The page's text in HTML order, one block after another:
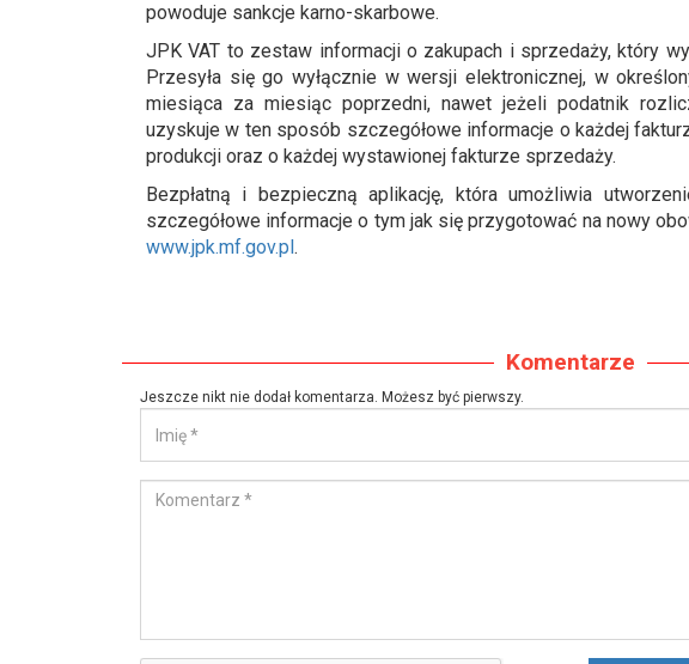
powoduje sankcje karno-skarbowe.
JPK VAT to zestaw informacji o zakupach i sprzedaży, który
Przesyła się go wyłącznie w wersji elektronicznej, w
miesiąca za miesiąc poprzedni, nawet jeżeli podatnik
uzyskuje w ten sposób szczegółowe informacje o każdej
produkcji oraz o każdej wystawionej fakturze sprzedaży.
Bezpłatną i bezpieczną aplikację, która umożliwia
szczegółowe informacje o tym jak się przygotować na nowy
www.jpk.mf.gov.pl.
Komentarze
Jeszcze nikt nie dodał komentarza. Możesz być pierwszy.